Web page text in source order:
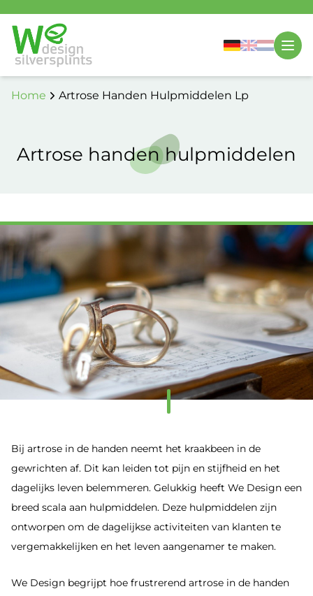
Home Artrose Handen Hulpmiddelen Lp
Artrose handen hulpmiddelen
Bij artrose in de handen neemt het kraakbeen in de
gewrichten af. Dit kan leiden tot pijn en stijfheid en het
dagelijks leven belemmeren. Gelukkig heeft We Design een
breed scala aan hulpmiddelen. Deze hulpmiddelen zijn
ontworpen om de dagelijkse activiteiten van klanten te
vergemakkelijken en het leven aangenamer te maken.
We Design begrijpt hoe frustrerend artrose in de handen